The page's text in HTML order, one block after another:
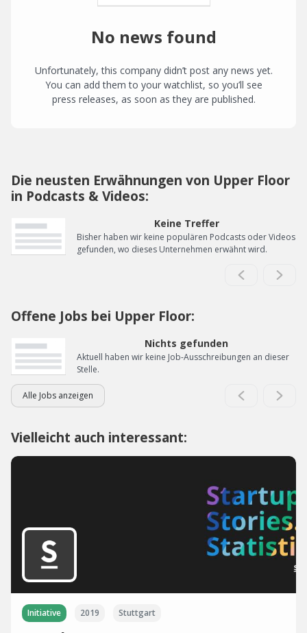
No news found
Unfortunately, this company didn’t post any news yet.
You can add them to your watchlist, so you’ll see
press releases, as soon as they are published.
Die neusten Erwähnungen von Upper Floor
in Podcasts & Videos:
Keine Treffer
Bisher haben wir keine populären Podcasts oder Videos
gefunden, wo dieses Unternehmen erwähnt wird.
Offene Jobs bei Upper Floor:
Nichts gefunden
Aktuell haben wir keine Job-Ausschreibungen an dieser
Stelle.
Alle Jobs anzeigen
Vielleicht auch interessant:
Initiative 2019 Stuttgart